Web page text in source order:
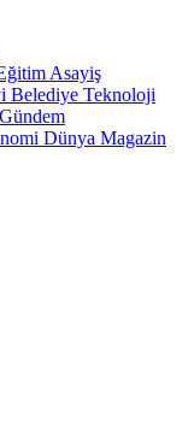
Asayiş
Belediye Teknoloji
Gündem
Dünya Magazin